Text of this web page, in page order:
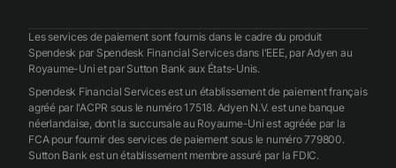
Les services de paiement sont fournis dans le cadre du produit
Spendesk par Spendesk Financial Services dans l'EEE, par Adyen au
Royaume-Uni et par Sutton Bank aux États-Unis.
Spendesk Financial Services est un établissement de paiement français
agréé par l'ACPR sous le numéro 17518. Adyen N.V. est une banque
néerlandaise, dont la succursale au Royaume-Uni est agréée par la
FCA pour fournir des services de paiement sous le numéro 779800.
Sutton Bank est un établissement membre assuré par la FDIC.